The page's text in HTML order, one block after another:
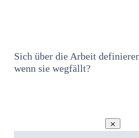
Sich über die Arbeit
wenn sie wegfällt?